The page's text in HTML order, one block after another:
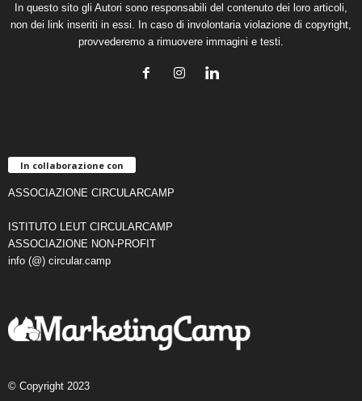
In questo sito gli Autori sono responsabili del contenuto dei loro articoli,
non dei link inseriti in essi. In caso di involontaria violazione di copyright,
provvederemo a rimuovere immagini e testi.
In collaborazione con
ASSOCIAZIONE CIRCULARCAMP
ISTITUTO LEUT CIRCULARCAMP
ASSOCIAZIONE NON-PROFIT
info (@) circular.camp
© Copyright 2023